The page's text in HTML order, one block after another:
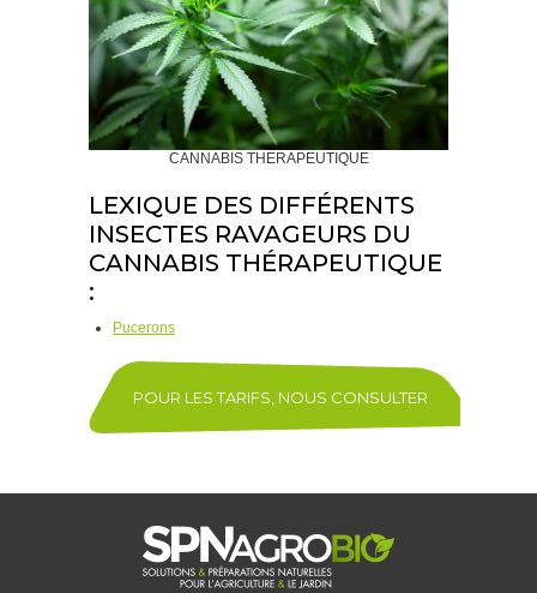
CANNABIS THERAPEUTIQUE
LEXIQUE DES DIFFÉRENTS
INSECTES RAVAGEURS DU
CANNABIS THÉRAPEUTIQUE
:
Pucerons
POUR LES TARIFS, NOUS CONSULTER